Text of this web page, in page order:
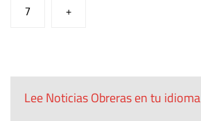
entradas
7 +
Lee Noticias Obreras en tu idioma